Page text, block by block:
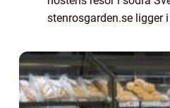
stenrosgarden.se ligger